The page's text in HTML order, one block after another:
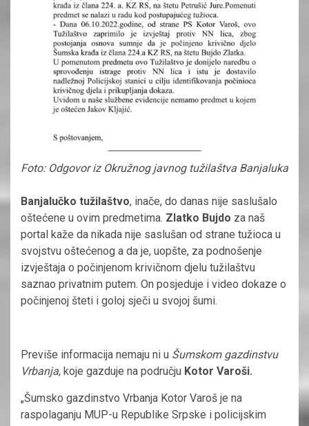
Foto: Odgovor iz Okružnog javnog tužilaštva Banjaluka
Banjalučko tužilaštvo, inače, do danas nije saslušalo
oštećene u ovim predmetima. Zlatko Bujdo za naš
portal kaže da nikada nije saslušan od strane tužioca u
svojstvu oštećenog a da je, uopšte, za podnošenje
izvještaja o počinjenom krivičnom djelu tužilaštvu
saznao privatnim putem. On posjeduje i video dokaze o
počinjenoj šteti i goloj sječi u svojoj šumi.
Previše informacija nemaju ni u Šumskom gazdinstvu
Vrbanja, koje gazduje na području Kotor Varoši.
„Šumsko gazdinstvo Vrbanja Kotor Varoš je na
raspolaganju MUP-u Republike Srpske i policijskim